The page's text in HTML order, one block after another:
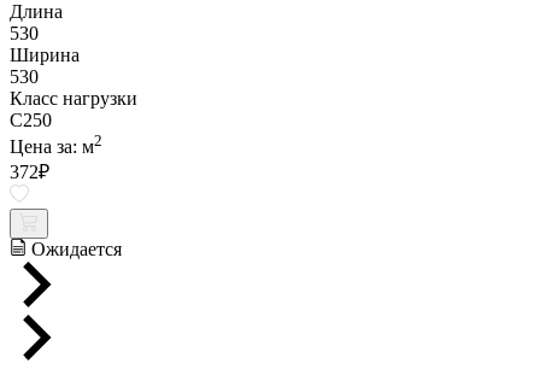
Длина
530
Ширина
530
Класс нагрузки
C250
Цена за: м2
372₽
Ожидается